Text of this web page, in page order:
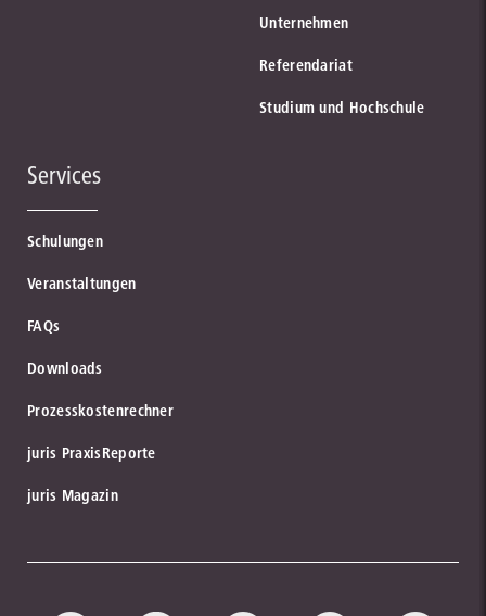
Unternehmen
Referendariat
Studium und Hochschule
Services
Schulungen
Veranstaltungen
FAQs
Downloads
Prozesskostenrechner
juris PraxisReporte
juris Magazin